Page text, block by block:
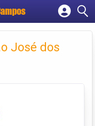
empresa
José dos